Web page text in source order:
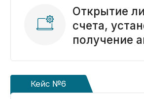
Согласуем перечень услуг
Сделаем бесплатный анализ контракта
на соответствие законодательству
Перезвоним в течение 20 минут